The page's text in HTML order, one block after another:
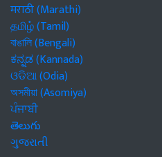
मराठी (Marathi)
தமிழ் (Tamil)
বাঙালি (Bengali)
ಕನ್ನಡ (Kannada)
ଓଡିଆ (Odia)
অসমীয়া (Asomiya)
ਪੰਜਾਬੀ
తెలుగు
ગુજરાતી